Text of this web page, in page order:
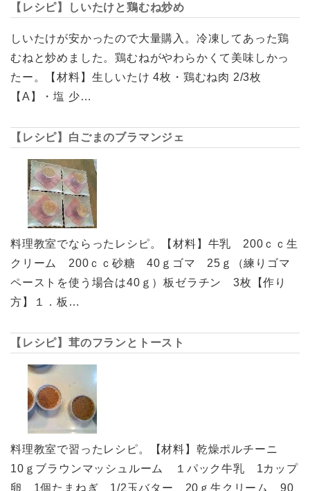
【レシピ】しいたけと鶏むね炒め
しいたけが安かったので大量購入。冷凍してあった鶏
むねと炒めました。鶏むねがやわらかくて美味しかっ
たー。【材料】生しいたけ 4枚・鶏むね肉 2/3枚
【A】・塩 少…
【レシピ】白ごまのブラマンジェ
料理教室でならったレシピ。【材料】牛乳 200ｃｃ生
クリーム 200ｃｃ砂糖 40ｇゴマ 25ｇ（練りゴマ
ペーストを使う場合は40ｇ）板ゼラチン 3枚【作り
方】１．板…
【レシピ】茸のフランとトースト
料理教室で習ったレシピ。【材料】乾燥ポルチーニ
10ｇブラウンマッシュルーム １パック牛乳 1カップ
卵 1個たまねぎ 1/2玉バター 20ｇ生クリーム 90